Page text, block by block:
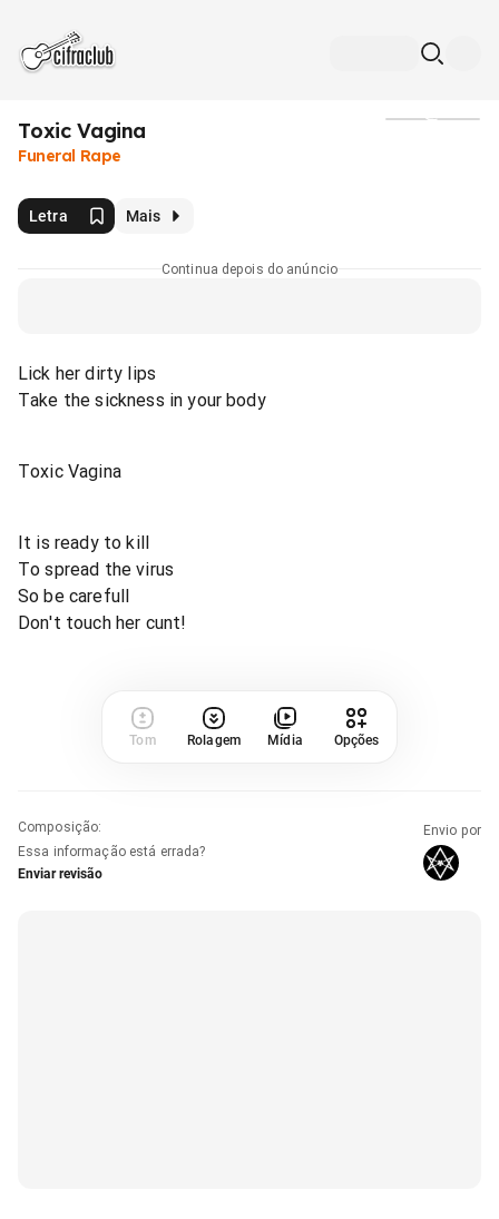
Toxic Vagina
Funeral Rape
Letra Mais
Continua depois do anúncio
Lick her dirty lips
Take the sickness in your body
Toxic Vagina
It is ready to kill
To spread the virus
So be carefull
Don't touch her cunt!
Tom Rolagem Mídia Opções
Composição:
Essa informação está errada?
Enviar revisão
Envio por